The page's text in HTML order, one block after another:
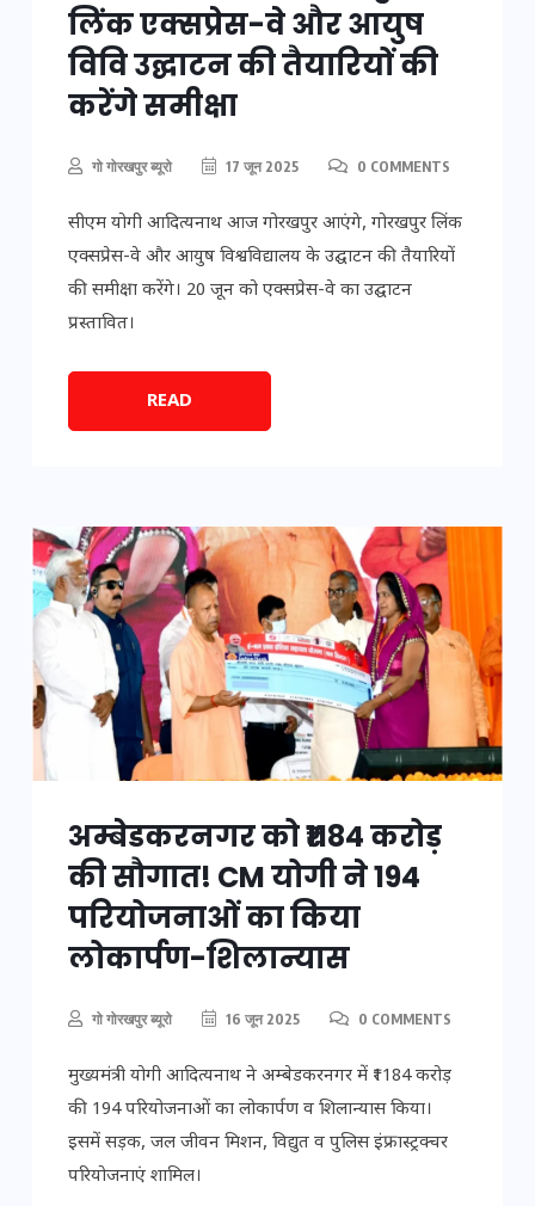
लिंक एक्सप्रेस-वे और आयुष
विवि उद्घाटन की तैयारियों की
करेंगे समीक्षा
गो गोरखपुर ब्यूरो 17 जून 2025 0 COMMENTS
सीएम योगी आदित्यनाथ आज गोरखपुर आएंगे, गोरखपुर लिंक
एक्सप्रेस-वे और आयुष विश्वविद्यालय के उद्घाटन की तैयारियों
की समीक्षा करेंगे। 20 जून को एक्सप्रेस-वे का उद्घाटन
प्रस्तावित।
READ
अम्बेडकरनगर को ₹1184 करोड़
की सौगात! CM योगी ने 194
परियोजनाओं का किया
लोकार्पण-शिलान्यास
गो गोरखपुर ब्यूरो 16 जून 2025 0 COMMENTS
मुख्यमंत्री योगी आदित्यनाथ ने अम्बेडकरनगर में ₹1184 करोड़
की 194 परियोजनाओं का लोकार्पण व शिलान्यास किया।
इसमें सड़क, जल जीवन मिशन, विद्युत व पुलिस इंफ्रास्ट्रक्चर
परियोजनाएं शामिल।